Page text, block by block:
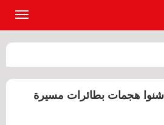
شنوا هجمات بطائرات مسيرة